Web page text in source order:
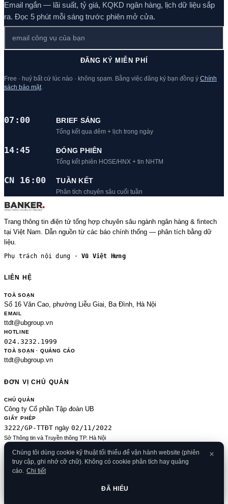
Email ngắn — lãi suất, tỷ giá, KQKD ngân hàng, lịch dữ liệu sắp
ra. Đọc 5 phút mỗi sáng trước phiên mở cửa.
ĐĂNG KÝ MIỄN PHÍ
Free · huỷ bất cứ lúc nào · không spam. Bằng việc đăng ký bạn đồng ý Chính
sách bảo mật
07:00 BRIEF SÁNG
Tổng kết qua đêm + lịch trong ngày
14:45 ĐÓNG PHIÊN
Tổng kết phiên HOSE/HNX + tin NHTM
CN 16:00 TUẦN KẾT
Phân tích chuyên sâu cuối tuần
Trang thông tin điện tử tổng hợp chuyên sâu ngành ngân hàng & fintech
tại Việt Nam. Dẫn nguồn từ các báo chính thống — phân tích bằng dữ
liệu.
Phụ trách nội dung ·Vũ Việt Hưng
LIÊN HỆ
TOÀ SOẠN
Số 16 Văn Cao, phường Liễu Giai, Ba Đình, Hà Nội
EMAIL
ttdt@ubgroup.vn
HOTLINE
024.3232.1999
TOÀ SOẠN · QUẢNG CÁO
ttdt@ubgroup.vn
ĐƠN VỊ CHỦ QUẢN
CHỦ QUẢN
Công ty Cổ phần Tập đoàn UB
GIẤY PHÉP
3222/GP-TTĐT ngày 02/11/2022
Sở Thông tin và Truyền thông TP. Hà Nội
Sửa đổi của 2489/GP-TTĐT ngày 24/8/2020
ĐKKD
0106080414· cấp09/01/2013
© 2026 Banker.vn
Cookies·Liên hệ
Chúng tôi dùng cookie kỹ thuật tối thiểu để vận hành website (phiên
truy cập, ghi nhớ cỡ chữ). Không có cookie phân tích hay quảng
cáo. Chi tiết
ĐÃ HIỂU